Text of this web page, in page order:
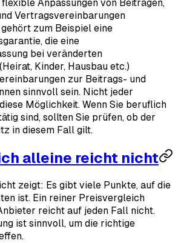
flexible Anpassungen von Beiträgen,
Vertragsvereinbarungen
zum Beispiel eine
die eine
bei veränderten
Kinder, Hausbau etc.)
zur Beitrags- und
sinnvoll sein. Nicht jeder
Möglichkeit. Wenn Sie beruflich
sind, sollten Sie prüfen, ob der
in diesem Fall gilt.
alleine reicht nicht
zeigt: Es gibt viele Punkte, auf die
ist. Ein reiner Preisvergleich
reicht auf jeden Fall nicht.
ist sinnvoll, um die richtige